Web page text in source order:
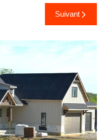
Suivant